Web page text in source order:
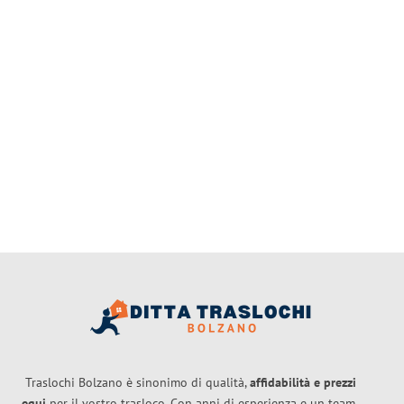
Traslochi Bolzano è sinonimo di qualità,affidabilità e prezzi